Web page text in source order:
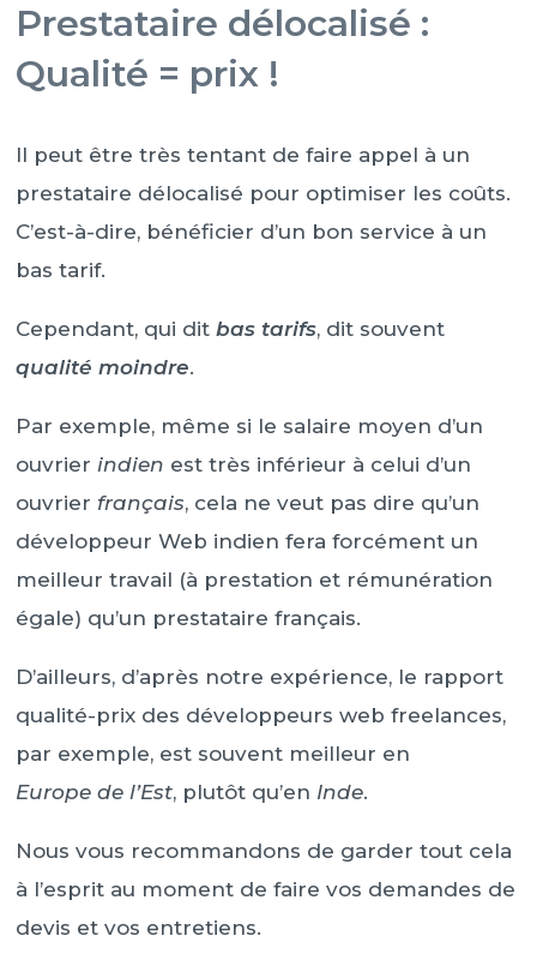
Prestataire délocalisé :
Qualité = prix !
Il peut être très tentant de faire appel à un
prestataire délocalisé pour optimiser les coûts.
C’est-à-dire, bénéficier d’un bon service à un
bas tarif.
Cependant, qui dit bas tarifs, dit souvent
qualité moindre.
Par exemple, même si le salaire moyen d’un
ouvrier indien est très inférieur à celui d’un
ouvrier français, cela ne veut pas dire qu’un
développeur Web indien fera forcément un
meilleur travail (à prestation et rémunération
égale) qu’un prestataire français.
D’ailleurs, d’après notre expérience, le rapport
qualité-prix des développeurs web freelances,
par exemple, est souvent meilleur en
Europe de l’Est, plutôt qu’en Inde.
Nous vous recommandons de garder tout cela
à l’esprit au moment de faire vos demandes de
devis et vos entretiens.